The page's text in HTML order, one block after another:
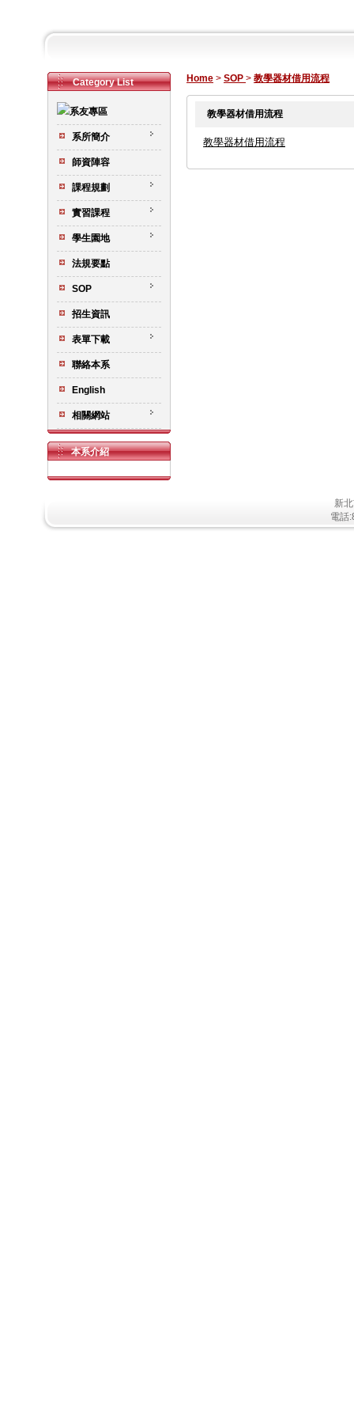
Category List
系所簡介
師資陣容
課程規劃
實習課程
學生園地
法規要點
SOP
招生資訊
表單下載
聯絡本系
English
相關網站
本系介紹
Home > SOP > 教學器材借用流程
教學器材借用流程
教學器材借用流程
新
電話